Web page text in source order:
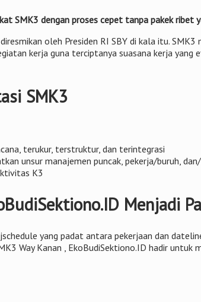
SMK3 dengan proses cepet tanpa pakek
oleh Presiden RI SBY di kala itu.
kerja guna terciptanya suasana kerja
SMK3
terukur, terstruktur, dan terintegrasi
unsur manajemen puncak, pekerja/buruh,
K3
Menjadi
yang padat antara pekerjaan dan
Way Kanan , EkoBudiSektiono.ID hadir untuk